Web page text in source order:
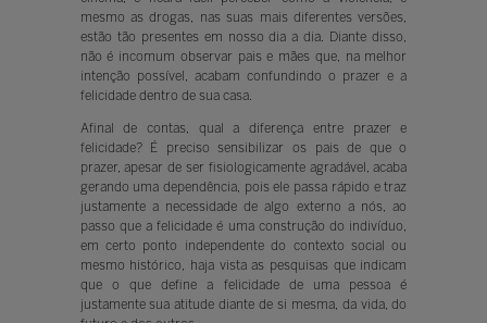
mesmo as drogas, nas suas mais diferentes versões,
estão tão presentes em nosso dia a dia. Diante disso,
não é incomum observar pais e mães que, na melhor
intenção possível, acabam confundindo o prazer e a
felicidade dentro de sua casa.
Afinal de contas, qual a diferença entre prazer e
felicidade? É preciso sensibilizar os pais de que o
prazer, apesar de ser fisiologicamente agradável, acaba
gerando uma dependência, pois ele passa rápido e traz
justamente a necessidade de algo externo a nós, ao
passo que a felicidade é uma construção do indivíduo,
em certo ponto independente do contexto social ou
mesmo histórico, haja vista as pesquisas que indicam
que o que define a felicidade de uma pessoa é
justamente sua atitude diante de si mesma, da vida, do